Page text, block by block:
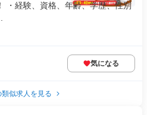
・経験、資格、年齢、学歴、性別
気になる
似求人を見る